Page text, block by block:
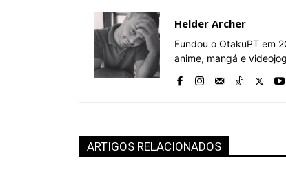
Helder Archer
Fundou o OtakuPT em
anime, mangá e
ARTIGOS RELACIONADOS